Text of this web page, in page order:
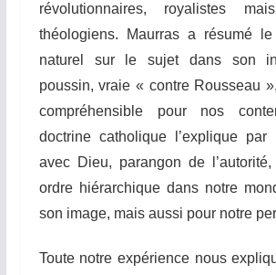
révolutionnaires, royalistes
théologiens. Maurras a résumé le
naturel sur le sujet dans son
poussin, vraie « contre Rousseau
compréhensible pour nos
doctrine catholique l’explique par
avec Dieu, parangon de
ordre hiérarchique dans notre
son image, mais aussi pour notre
Toute notre expérience nous